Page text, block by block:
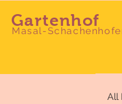
Gartenhof
Masal-
All